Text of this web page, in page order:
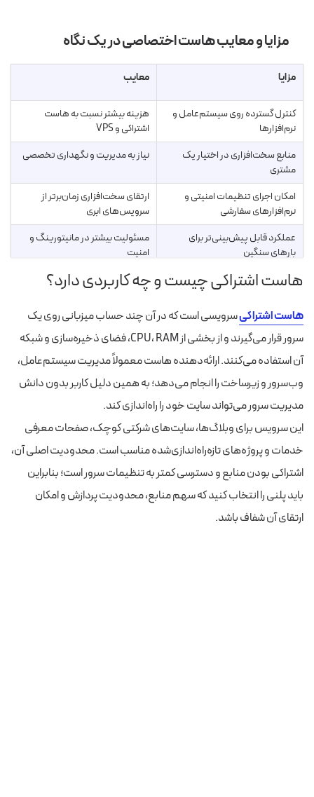
مزایا و معایب هاست اختصاصی در یک نگاه
مزایا معایب
کنترل گسترده روی سیستم‌عامل و
نرم‌افزارها
هزینه بیشتر نسبت به هاست
اشتراکی و VPS
منابع سخت‌افزاری در اختیار یک
مشتری
نیاز به مدیریت و نگهداری تخصصی
امکان اجرای تنظیمات امنیتی و
نرم‌افزارهای سفارشی
ارتقای سخت‌افزاری زمان‌برتر از
سرویس‌های ابری
عملکرد قابل پیش‌بینی‌تر برای
بارهای سنگین
مسئولیت بیشتر در مانیتورینگ و
امنیت
هاست اشتراکی چیست و چه کاربردی دارد؟
هاست اشتراکیسرویسی است که در آن چند حساب میزبانی روی یک
سرور قرار می‌گیرند و از بخشی از CPU، RAM، فضای ذخیره‌سازی و شبکه
آن استفاده می‌کنند. ارائه‌دهنده هاست معمولاً مدیریت سیستم‌عامل،
وب‌سرور و زیرساخت را انجام می‌دهد؛ به همین دلیل کاربر بدون دانش
مدیریت سرور می‌تواند سایت خود را راه‌اندازی کند.
این سرویس برای وبلاگ‌ها، سایت‌های شرکتی کوچک، صفحات معرفی
خدمات و پروژه‌های تازه‌راه‌اندازی‌شده مناسب است. محدودیت اصلی آن،
اشتراکی بودن منابع و دسترسی کمتر به تنظیمات سرور است؛ بنابراین
باید پلنی را انتخاب کنید که سهم منابع، محدودیت پردازش و امکان
ارتقای آن شفاف باشد.